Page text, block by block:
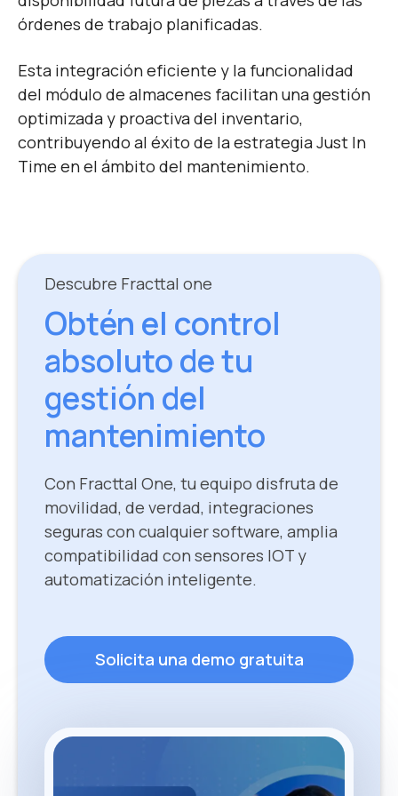
órdenes de trabajo planificadas.
Esta integración eficiente y la funcionalidad
del módulo de almacenes facilitan una gestión
optimizada y proactiva del inventario,
contribuyendo al éxito de la estrategia Just In
Time en el ámbito del mantenimiento.
Descubre Fracttal one
Obtén el control
absoluto de tu
gestión del
mantenimiento
Con Fracttal One, tu equipo disfruta de
movilidad, de verdad, integraciones
seguras con cualquier software, amplia
compatibilidad con sensores IOT y
automatización inteligente.
Solicita una demo gratuita